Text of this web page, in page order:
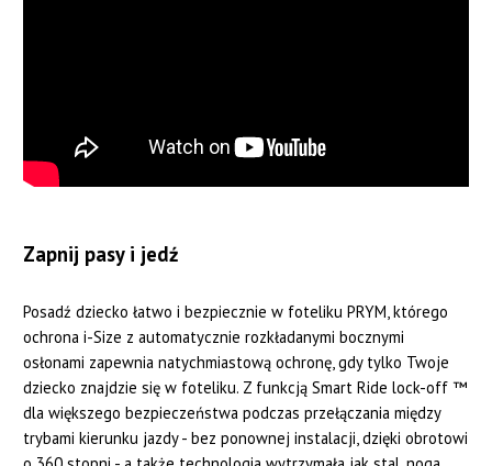
Zapnij pasy i jedź
Posadź dziecko łatwo i bezpiecznie w foteliku PRYM, którego
ochrona i-Size z automatycznie rozkładanymi bocznymi
osłonami zapewnia natychmiastową ochronę, gdy tylko Twoje
dziecko znajdzie się w foteliku. Z funkcją Smart Ride lock-off ™
dla większego bezpieczeństwa podczas przełączania między
trybami kierunku jazdy - bez ponownej instalacji, dzięki obrotowi